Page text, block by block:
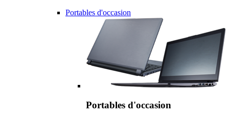
Portables d'occasion
Portables d'occasion